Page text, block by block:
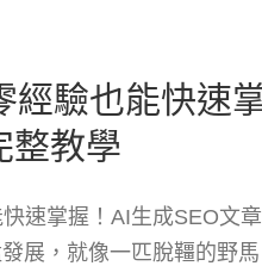
經驗也能快速
整教學
快速掌握！AI生成SEO文
展，就像一匹脫韁的野